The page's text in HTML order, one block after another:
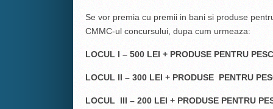
Se vor premia cu premii in bani si produse
CMMC-ul concursului, dupa cum urmeaza:
LOCUL I – 500 LEI + PRODUSE PENTRU
LOCUL II – 300 LEI + PRODUSE PENTRU
LOCUL III – 200 LEI + PRODUSE PENTRU